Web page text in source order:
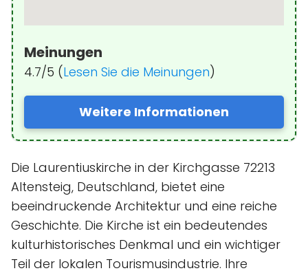
Meinungen
4.7/5 (Lesen Sie die Meinungen)
Weitere Informationen
Die Laurentiuskirche in der Kirchgasse 72213
Altensteig, Deutschland, bietet eine
beeindruckende Architektur und eine reiche
Geschichte. Die Kirche ist ein bedeutendes
kulturhistorisches Denkmal und ein wichtiger
Teil der lokalen Tourismusindustrie. Ihre